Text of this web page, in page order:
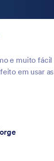
e muito
em usar